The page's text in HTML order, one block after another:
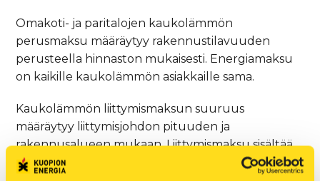
Omakoti- ja paritalojen kaukolämmön
perusmaksu määräytyy rakennustilavuuden
perusteella hinnaston mukaisesti. Energiamaksu
on kaikille kaukolämmön asiakkaille sama.
Kaukolämmön liittymismaksun suuruus
määräytyy liittymisjohdon pituuden ja
rakennusalueen mukaan. Liittymismaksu sisältää
15 m tonttijohtoa.